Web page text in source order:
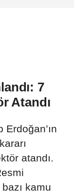
7
Atandı
atandı.
kamu